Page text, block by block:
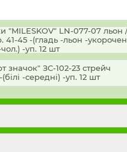
"MILESKOV" LN-077-07 льон
41-45 -(гладь -льон -
-уп. 12 шт
значок" ЗС-102-23 стрейч
-середні) -уп. 12 шт